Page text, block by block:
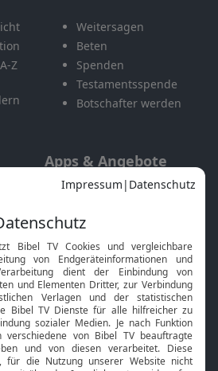
Z
Weitersagen
Beten
Spenden
Testamentsspende
Botschafter werden
Apps & Angebote
Mobile App
Smart TV
HbbTV
Bibelthek Online-Bibel
Nächster Gottesdienst